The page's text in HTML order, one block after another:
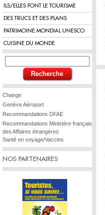
ILS/ELLES FONT LE TOURISME
DES TRUCS ET DES PLANS
PATRIMOINE MONDIAL UNESCO
CUISINE DU MONDE
Change
Genève Aéroport
Recommandations DFAE
Recommandations Ministère français
des Affaires étrangères
Santé en voyage/Vaccins
NOS PARTENAIRES